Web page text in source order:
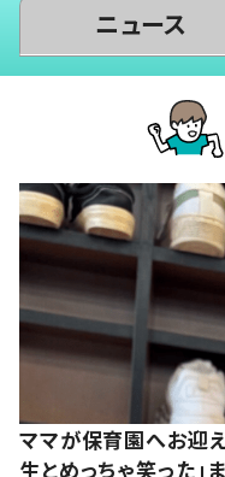
ニュース
ママが保育園へお
生とめっちゃ笑った」